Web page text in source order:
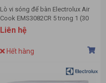
Lò vi sóng để bàn Electrolux Air
Cook EMS3082CR 5 trong 1 (30
lít)
Liên hệ
Hết hàng